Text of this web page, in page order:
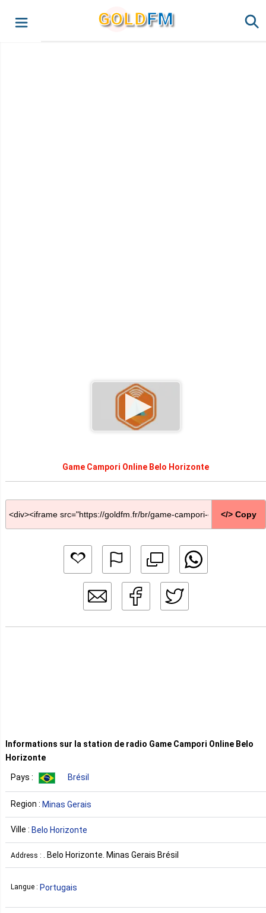
GOLDFM
Game Campori Online Belo Horizonte
</> Copy
Informations sur la station de radio Game Campori Online Belo
Horizonte
Pays : Brésil
Region : Minas Gerais
Ville : Belo Horizonte
Address : . Belo Horizonte. Minas Gerais Brésil
Langue : Portugais